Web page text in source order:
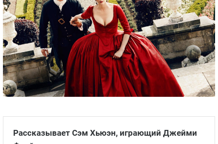
и если уж мы показываем жестокость, она
должна передавать боль. Она должна
изображать настоящую боль, не выглядеть
слишком стилизованной и отрежиссированной.
Я хочу, чтобы она выглядела как грубые,
внезапные вспышки насилия, когда происходят
ужасные вещи, и так и снимаем, когда это
служит цели».